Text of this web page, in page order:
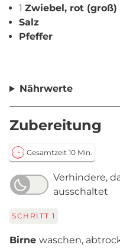
1 Zwiebel, rot (groß)
Salz
Pfeffer
Nährwerte
Zubereitung
Gesamtzeit 10 Min.
Verhindere,
ausschaltet
SCHRITT 1
Birne waschen,